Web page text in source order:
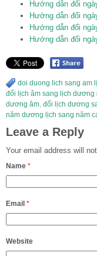
Hướng dẫn đổi
Hướng dẫn đổi
Hướng dẫn đổi
Hướng dẫn đổi
doi duong lich sang am
đổi lịch âm sang lịch dương
dương âm, đổi lịch dương
năm dương lịch sang năm
Leave a Reply
Your email address will
Name *
Email *
Website